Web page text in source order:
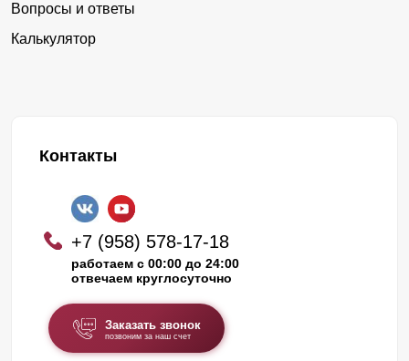
Вопросы и ответы
Калькулятор
Контакты
+7 (958) 578-17-18
работаем с 00:00 до 24:00
отвечаем круглосуточно
Заказать звонок
позвоним за наш счет